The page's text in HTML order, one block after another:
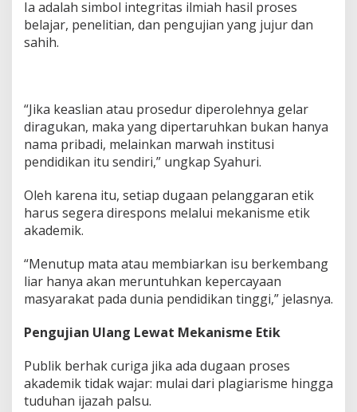
Ia adalah simbol integritas ilmiah hasil proses
belajar, penelitian, dan pengujian yang jujur dan
sahih.
“Jika keaslian atau prosedur diperolehnya gelar
diragukan, maka yang dipertaruhkan bukan hanya
nama pribadi, melainkan marwah institusi
pendidikan itu sendiri,” ungkap Syahuri.
Oleh karena itu, setiap dugaan pelanggaran etik
harus segera direspons melalui mekanisme etik
akademik.
“Menutup mata atau membiarkan isu berkembang
liar hanya akan meruntuhkan kepercayaan
masyarakat pada dunia pendidikan tinggi,” jelasnya.
Pengujian Ulang Lewat Mekanisme Etik
Publik berhak curiga jika ada dugaan proses
akademik tidak wajar: mulai dari plagiarisme hingga
tuduhan ijazah palsu.